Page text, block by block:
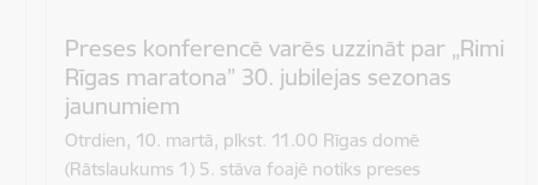
Preses konferencē varēs uzzināt par „Rimi
Rīgas maratona” 30. jubilejas sezonas
jaunumiem
Otrdien, 10. martā, plkst. 11.00 Rīgas domē
(Rātslaukums 1) 5. stāva foajē notiks preses